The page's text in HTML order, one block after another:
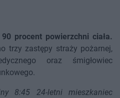
procent powierzchni ciała.
trzy zastępy straży pożarnej,
oraz śmigłowiec
8:45 24-letni mieszkaniec